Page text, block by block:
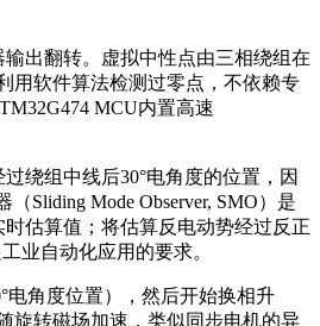
出翻转。虚拟中性点由三相绕组在
用软件算法检测过零点，不依赖专
MCU内置高速
绕组中线后30°电角度的位置，因
Sliding Mode Observer, SMO）是
估算值；将估算反电动势经过反正
业自动化应用的要求。
电角度位置），然后开始换相升
旋转磁场加速，类似同步电机的异